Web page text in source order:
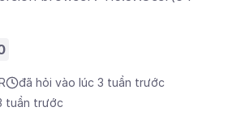
đã hỏi vào lúc 3 tuần trước
tuần trước